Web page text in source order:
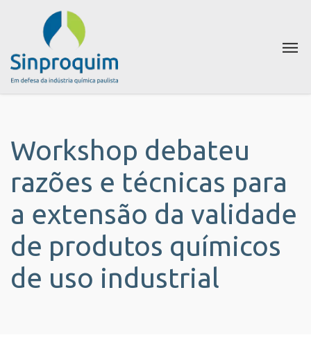
Workshop debateu
razões e técnicas para
a extensão da validade
de produtos químicos
de uso industrial